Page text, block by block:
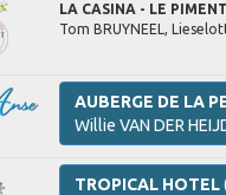
LA CASINA - LE
Tom BRUYNEEL,
AUBERGE DE LA
Willie VAN DER
TROPICAL HOTEL